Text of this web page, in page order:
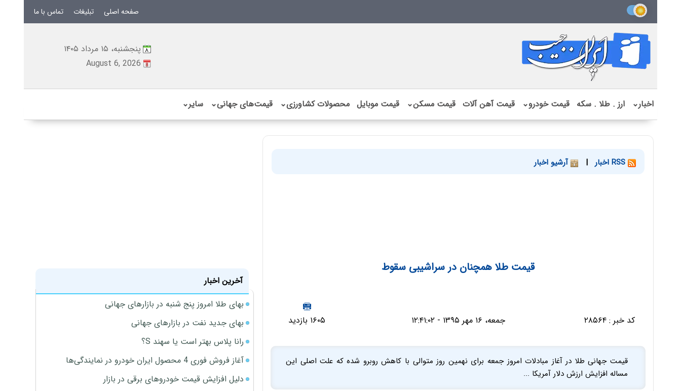
صفحه اصلی تبلیغات تماس با ما
پنجشنبه، ۱۵ مرداد ۱۴۰۵
August 6, 2026
اخبار⌄ ارز . طلا . سکه قیمت خودرو⌄ قیمت آهن آلات قیمت مسکن⌄ قیمت موبایل محصولات کشاورزی⌄ قیمت‌های جهانی⌄ سایر⌄
| آرشیو اخبار
قیمت طلا همچنان در سراشیبی سقوط
کد خبر : ۲۸۵۶۴ جمعه، ۱۶ مهر ۱۳۹۵ - ۱۲:۴۱:۰۲ ۱۶۰۵ بازدید
قیمت جهانی طلا در آغاز مبادلات امروز جمعه برای نهمین روز متوالی با کاهش روبرو شده که علت اصلی این
مساله افزایش ارزش دلار آمریکا ...
آخرین اخبار
بهای طلا امروز پنج شنبه در بازارهای جهانی
بهای جدید نفت در بازارهای جهانی
رانا پلاس بهتر است یا سهند S؟
آغاز فروش فوری 4 محصول ایران خودرو در نمایندگی‌ها
دلیل افزایش قیمت خودروهای برقی در بازار